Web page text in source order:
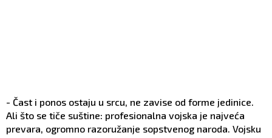
- Čast i ponos ostaju u srcu, ne zavise od forme jedinice.
Ali što se tiče suštine: profesionalna vojska je najveća
prevara, ogromno razoružanje sopstvenog naroda. Vojsku